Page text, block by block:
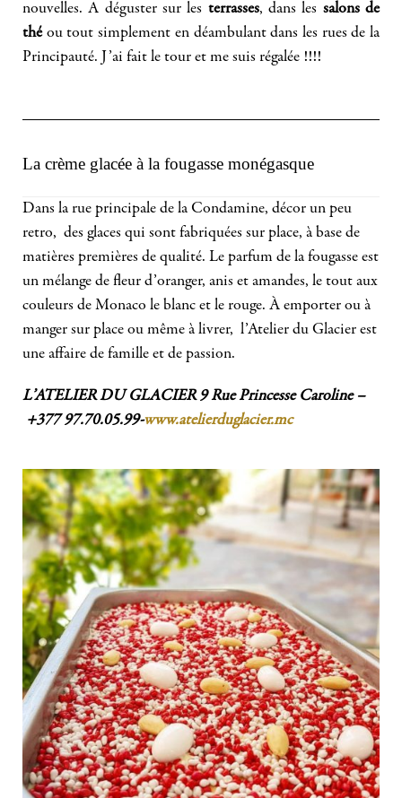
nouvelles. A déguster sur les terrasses, dans les salons de
théou tout simplement en déambulant dans les rues de la
Principauté. J’ai fait le tour et me suis régalée !!!!
La crème glacée à la fougasse monégasque
Dans la rue principale de la Condamine, décor un peu
retro, des glaces qui sont fabriquées sur place, à base de
matières premières de qualité. Le parfum de la fougasse est
un mélange de fleur d’oranger, anis et amandes, le tout aux
couleurs de Monaco le blanc et le rouge. À emporter ou à
manger sur place ou même à livrer, l’Atelier du Glacier est
une affaire de famille et de passion.
L’ATELIER DU GLACIER 9 Rue Princesse Caroline –
+377 97.70.05.99-www.atelierduglacier.mc